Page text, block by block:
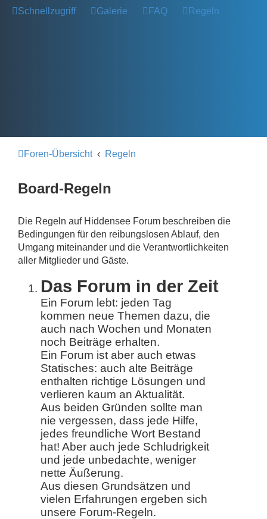
Schnellzugriff Galerie FAQ Regeln
Foren-Übersicht Regeln
Board-Regeln
Die Regeln auf Hiddensee Forum beschreiben die
Bedingungen für den reibungslosen Ablauf, den
Umgang miteinander und die Verantwortlichkeiten
aller Mitglieder und Gäste.
Das Forum in der Zeit
Ein Forum lebt: jeden Tag
kommen neue Themen dazu, die
auch nach Wochen und Monaten
noch Beiträge erhalten.
Ein Forum ist aber auch etwas
Statisches: auch alte Beiträge
enthalten richtige Lösungen und
verlieren kaum an Aktualität.
Aus beiden Gründen sollte man
nie vergessen, dass jede Hilfe,
jedes freundliche Wort Bestand
hat! Aber auch jede Schludrigkeit
und jede unbedachte, weniger
nette Äußerung.
Aus diesen Grundsätzen und
vielen Erfahrungen ergeben sich
unsere Forum-Regeln.